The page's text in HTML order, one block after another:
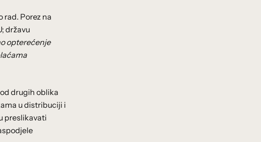
Porez na
državu
opterećenje
drugih oblika
u distribuciji i
preslikavati